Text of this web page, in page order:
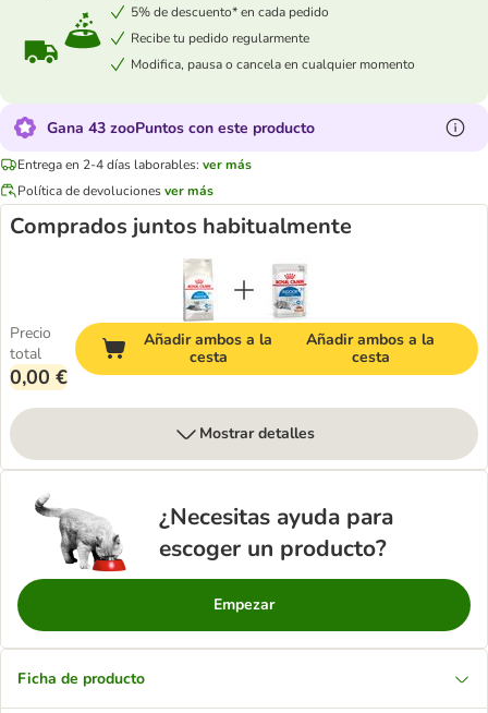
5% de descuento* en cada pedido
Recibe tu pedido regularmente
Modifica, pausa o cancela en cualquier momento
Gana 43 zooPuntos con este producto
Entrega en 2-4 días laborables: ver más
Política de devolucionesver más
Comprados juntos habitualmente
Precio
total
0,00 €
Añadir ambos a la
cesta
Añadir ambos a la
cesta
Mostrar detalles
¿Necesitas ayuda para
escoger un producto?
Empezar
Ficha de producto